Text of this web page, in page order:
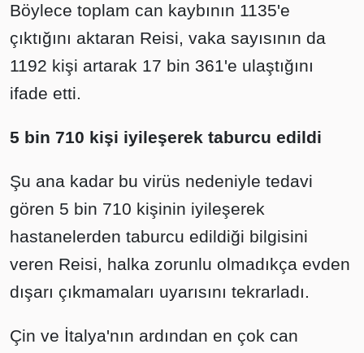
Böylece toplam can kaybının 1135'e
çıktığını aktaran Reisi, vaka sayısının da
1192 kişi artarak 17 bin 361'e ulaştığını
ifade etti.
5 bin 710 kişi iyileşerek taburcu edildi
Şu ana kadar bu virüs nedeniyle tedavi
gören 5 bin 710 kişinin iyileşerek
hastanelerden taburcu edildiği bilgisini
veren Reisi, halka zorunlu olmadıkça evden
dışarı çıkmamaları uyarısını tekrarladı.
Çin ve İtalya'nın ardından en çok can